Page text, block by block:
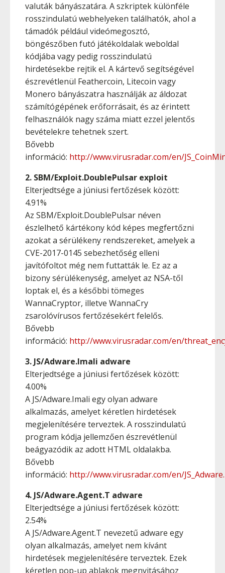
valuták bányászatára. A szkriptek különféle
rosszindulatú webhelyeken találhatók, ahol a
támadók például videómegosztó,
böngészőben futó játékoldalak weboldal
kódjába vagy pedig rosszindulatú
hirdetésekbe rejtik el. A kártevő segítségével
észrevétlenül Feathercoin, Litecoin vagy
Monero bányászatra használják az áldozat
számítógépének erőforrásait, és az érintett
felhasználók nagy száma miatt ezzel jelentős
bevételekre tehetnek szert.
Bővebb
információ: http://www.virusradar.com/en/
2. SBM/Exploit.DoublePulsar exploit
Elterjedtsége a júniusi fertőzések között:
4.91%
Az SBM/Exploit.DoublePulsar néven
észlelhető kártékony kód képes megfertőzni
azokat a sérülékeny rendszereket, amelyek a
CVE-2017-0145 sebezhetőség elleni
javítófoltot még nem futtatták le. Ez az a
bizony sérülékenység, amelyet az NSA-től
loptak el, és a későbbi tömeges
WannaCryptor, illetve WannaCry
zsarolóvírusos fertőzésekért felelős.
Bővebb
információ: http://www.virusradar.com/en/
3. JS/Adware.Imali adware
Elterjedtsége a júniusi fertőzések között:
4.00%
A JS/Adware.Imali egy olyan adware
alkalmazás, amelyet kéretlen hirdetések
megjelenítésére terveztek. A rosszindulatú
program kódja jellemzően észrevétlenül
beágyazódik az adott HTML oldalakba.
Bővebb
információ: http://www.virusradar.com/en/
4. JS/Adware.Agent.T adware
Elterjedtsége a júniusi fertőzések között:
2.54%
A JS/Adware.Agent.T nevezetű adware egy
olyan alkalmazás, amelyet nem kívánt
hirdetések megjelenítésére terveztek. Ezek
kéretlen pop-up ablakok megnyitásához